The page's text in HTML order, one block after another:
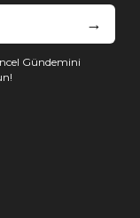
→
Gündemini